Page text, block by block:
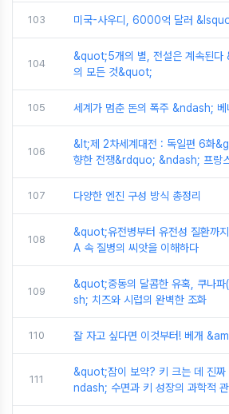
103 미국-사우디, 6000억 달러
104
&quot;5개의 별, 전설은 계속된다
의 모든 것&quot;
105 세계가 멈춘 돈의 폭주 &ndash; 베
106
&lt;제 2차세계대전 : 독일편 6화
향한 전쟁&rdquo; &ndash; 프랑
107 다양한 엔진 구성 방식 총정리
108
&quot;유전병부터 유전성 질환
A 속 질병의 씨앗을 이해하다
109
&quot;중동의 달콤한 유혹, 쿠나
sh; 치즈와 시럽의 완벽한 조화
110 잘 자고 싶다면 이것부터! 베개
111
&quot;잠이 보약? 키 크는 데 진
ndash; 수면과 키 성장의 과학적 관